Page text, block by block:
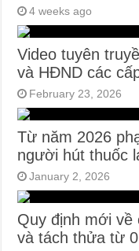
4 weeks ago
Video tuyên
và HĐND các
February 23, 2026
Từ năm 2026
người hút thuốc
January 2, 2026
Quy định mới về
và tách thửa từ